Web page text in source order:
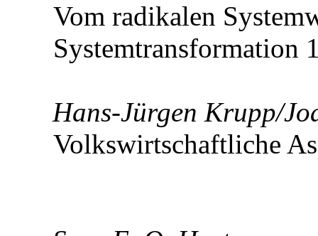
Vom radikalen
Systemtransformation
Hans-Jürgen Krupp/
Volkswirtschaftliche